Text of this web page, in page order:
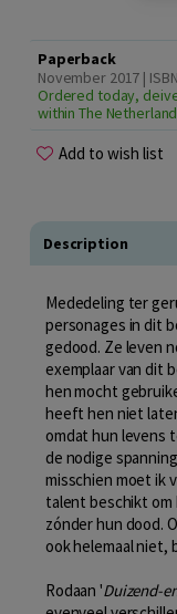
Paperback
November 2017 |
Ordered today,
within The
Add to wish list
Description
Mededeling ter
personages in dit
gedood. Ze leven
exemplaar van dit
hen mocht
heeft hen niet
omdat hun levens
de nodige
misschien moet ik
talent beschikt om
zónder hun dood.
ook helemaal niet,
Rodaan 'Duizend-